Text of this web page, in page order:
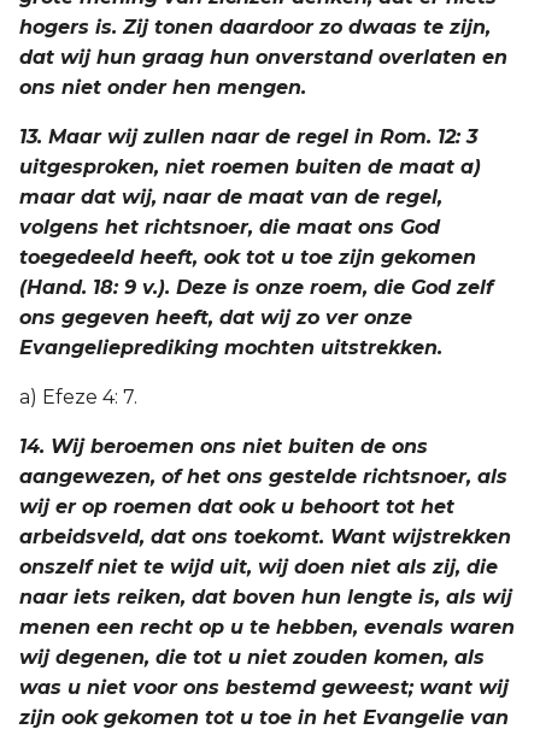
hogers is. Zij tonen daardoor zo dwaas te zijn,
dat wij hun graag hun onverstand overlaten en
ons niet onder hen mengen.
13. Maar wij zullen naar de regel in Rom. 12: 3
uitgesproken, niet roemen buiten de maat a)
maar dat wij, naar de maat van de regel,
volgens het richtsnoer, die maat ons God
toegedeeld heeft, ook tot u toe zijn gekomen
(Hand. 18: 9 v.). Deze is onze roem, die God zelf
ons gegeven heeft, dat wij zo ver onze
Evangelieprediking mochten uitstrekken.
a) Efeze 4: 7.
14. Wij beroemen ons niet buiten de ons
aangewezen, of het ons gestelde richtsnoer, als
wij er op roemen dat ook u behoort tot het
arbeidsveld, dat ons toekomt. Want wijstrekken
onszelf niet te wijd uit, wij doen niet als zij, die
naar iets reiken, dat boven hun lengte is, als wij
menen een recht op u te hebben, evenals waren
wij degenen, die tot u niet zouden komen, als
was u niet voor ons bestemd geweest; want wij
zijn ook gekomen tot u toe in het Evangelie van